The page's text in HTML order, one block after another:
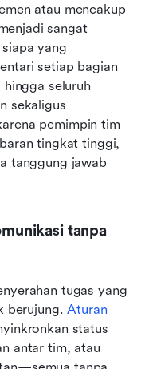
atau mencakup
sangat
yang
setiap bagian
seluruh
sekaligus
pemimpin tim
tingkat tinggi,
tanggung jawab
tanpa
tugas yang
berujung. Aturan
status
antar tim, atau